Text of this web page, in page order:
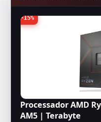
-15%
Processador AMD
AM5 | Terabyte